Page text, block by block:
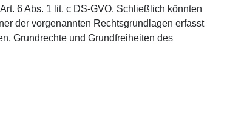
6 Abs. 1 lit. c DS-GVO. Schließlich könnten
der vorgenannten Rechtsgrundlagen erfasst
Grundrechte und Grundfreiheiten des